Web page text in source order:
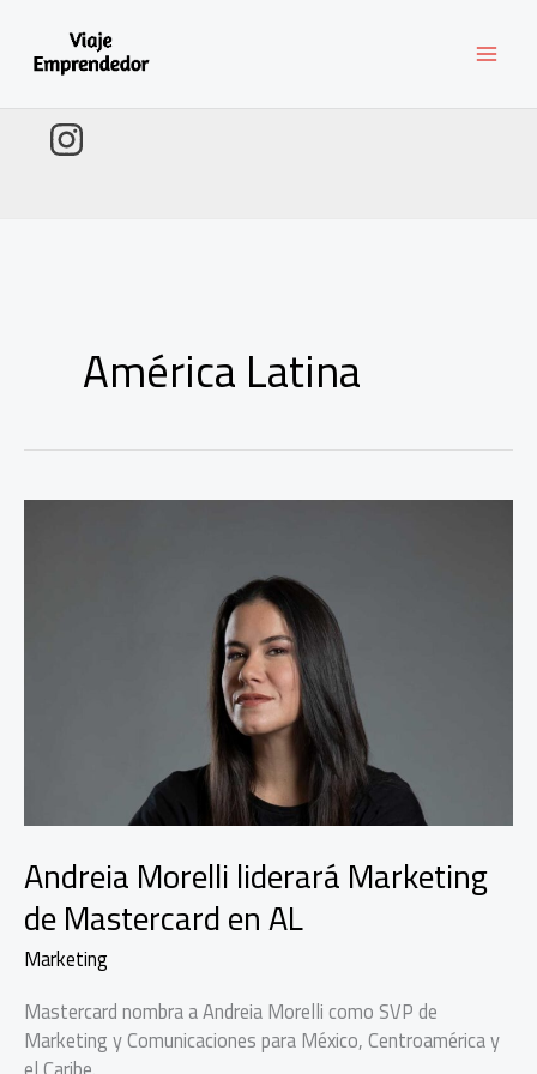
contenido
América Latina
Andreia Morelli liderará Marketing
de Mastercard en AL
Marketing
Mastercard nombra a Andreia Morelli como SVP de
Marketing y Comunicaciones para México, Centroamérica y